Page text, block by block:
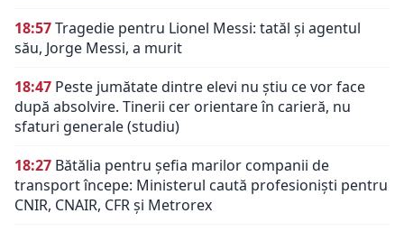
18:57Tragedie pentru Lionel Messi: tatăl și agentul
său, Jorge Messi, a murit
18:47 Peste jumătate dintre elevi nu știu ce vor face
după absolvire. Tinerii cer orientare în carieră, nu
sfaturi generale (studiu)
18:27 Bătălia pentru șefia marilor companii de
transport începe: Ministerul caută profesioniști pentru
CNIR, CNAIR, CFR și Metrorex